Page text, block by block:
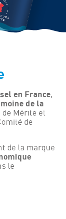
en France,
de la
de Mérite et
de
de la marque
le